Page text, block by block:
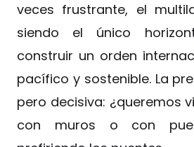
veces frustrante, el
siendo el único
construir un orden
pacífico y sostenible. La
pero decisiva: ¿queremos
con muros o con